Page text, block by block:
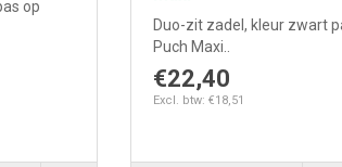
op
Duo-zit zadel, kleur zwart
Puch Maxi..
€22,40
Excl. btw: €18,51